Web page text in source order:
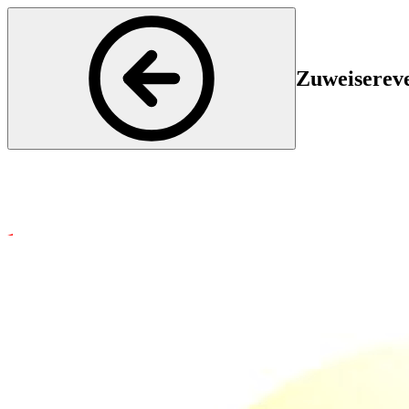
Wir laden Sie ganz herzliche zu unserem diesjährigen